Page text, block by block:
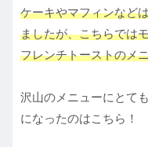
ケーキやマフィンなど
ましたが、こちらでは
フレンチトーストのメ
沢山のメニューにとて
になったのはこちら！